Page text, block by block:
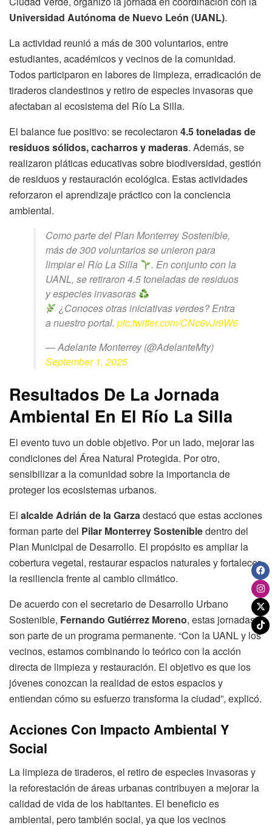
Universidad Autónoma de Nuevo León (UANL).
La actividad reunió a más de 300 voluntarios, entre
estudiantes, académicos y vecinos de la comunidad.
Todos participaron en labores de limpieza, erradicación de
tiraderos clandestinos y retiro de especies invasoras que
afectaban al ecosistema del Río La Silla.
El balance fue positivo: se recolectaron 4.5 toneladas de
residuos sólidos, cacharros y maderas. Además, se
realizaron pláticas educativas sobre biodiversidad, gestión
de residuos y restauración ecológica. Estas actividades
reforzaron el aprendizaje práctico con la conciencia
ambiental.
Como parte del Plan Monterrey Sostenible,
más de 300 voluntarios se unieron para
limpiar el Río La Silla
. En conjunto con la
UANL, se retiraron 4.5 toneladas de residuos
y especies invasoras
¿Conoces otras iniciativas verdes? Entra
a nuestro portal. pic.twitter.com/CNc6vJr9W6
— Adelante Monterrey (@AdelanteMty)
September 1, 2025
Resultados De La Jornada
Ambiental En El Río La Silla
El evento tuvo un doble objetivo. Por un lado, mejorar las
condiciones del Área Natural Protegida. Por otro,
sensibilizar a la comunidad sobre la importancia de
proteger los ecosistemas urbanos.
El alcalde Adrián de la Garzadestacó que estas acciones
forman parte del Pilar Monterrey Sostenibledentro del
Plan Municipal de Desarrollo. El propósito es ampliar la
cobertura vegetal, restaurar espacios naturales y fortalecer
la resiliencia frente al cambio climático.
De acuerdo con el secretario de Desarrollo Urbano
Sostenible, Fernando Gutiérrez Moreno, estas jornadas
son parte de un programa permanente. “Con la UANL y los
vecinos, estamos combinando lo teórico con la acción
directa de limpieza y restauración. El objetivo es que los
jóvenes conozcan la realidad de estos espacios y
entiendan cómo su esfuerzo transforma la ciudad”, explicó.
Acciones Con Impacto Ambiental Y
Social
La limpieza de tiraderos, el retiro de especies invasoras y
la reforestación de áreas urbanas contribuyen a mejorar la
calidad de vida de los habitantes. El beneficio es
ambiental, pero también social, ya que los vecinos